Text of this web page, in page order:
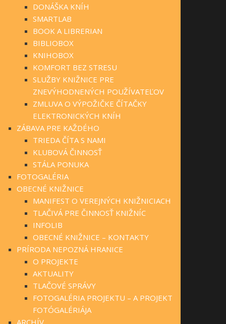
DONÁŠKA KNÍH
SMARTLAB
BOOK A LIBRERIAN
BIBLIOBOX
KNIHOBOX
KOMFORT BEZ STRESU
SLUŽBY KNIŽNICE PRE
ZNEVÝHODNENÝCH POUŽÍVATEĽOV
ZMLUVA O VÝPOŽIČKE ČÍTAČKY
ELEKTRONICKÝCH KNÍH
ZÁBAVA PRE KAŽDÉHO
TRIEDA ČÍTA S NAMI
KLUBOVÁ ČINNOSŤ
STÁLA PONUKA
FOTOGALÉRIA
OBECNÉ KNIŽNICE
MANIFEST O VEREJNÝCH KNIŽNICIACH
TLAČIVÁ PRE ČINNOSŤ KNIŽNÍC
INFOLIB
OBECNÉ KNIŽNICE – KONTAKTY
PRÍRODA NEPOZNÁ HRANICE
O PROJEKTE
AKTUALITY
TLAČOVÉ SPRÁVY
FOTOGALÉRIA PROJEKTU – A PROJEKT
FOTÓGALÉRIÁJA
ARCHÍV